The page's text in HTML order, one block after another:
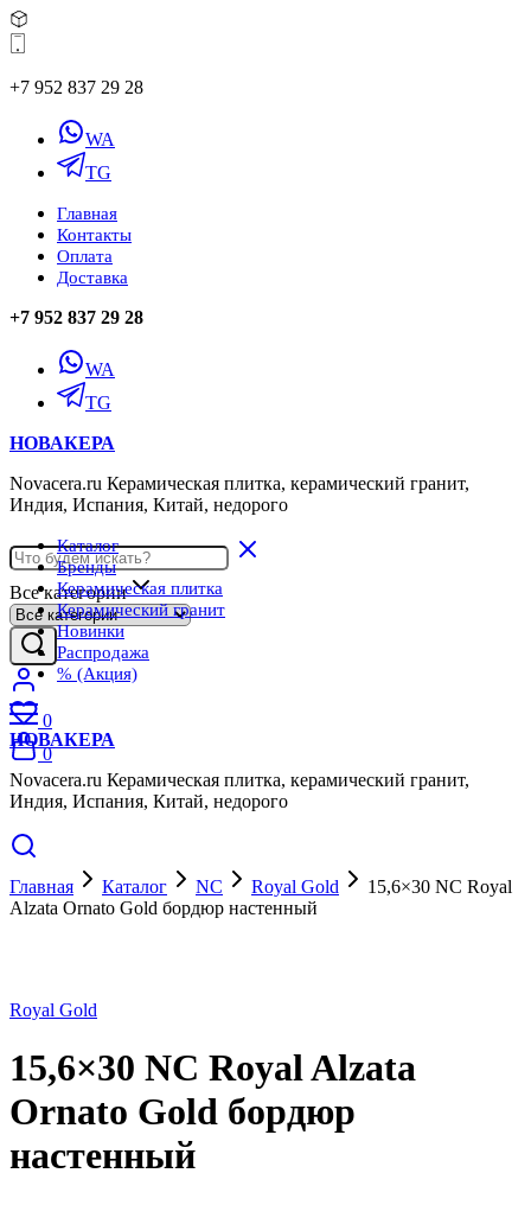
+7 952 837 29 28
WA
TG
Главная
Контакты
Оплата
Доставка
+7 952 837 29 28
WA
TG
НОВАКЕРА
Novacera.ru Керамическая плитка, керамический гранит,
Индия, Испания, Китай, недорого
Все категории
0
0
Каталог
Бренды
Керамическая плитка
Керамический гранит
Новинки
Распродажа
% (Акция)
НОВАКЕРА
Novacera.ru Керамическая плитка, керамический гранит,
Индия, Испания, Китай, недорого
Главная Каталог NC Royal Gold
15,6×30 NC Royal
Alzata Ornato Gold бордюр настенный
Royal Gold
15,6×30 NC Royal Alzata
Ornato Gold бордюр
настенный